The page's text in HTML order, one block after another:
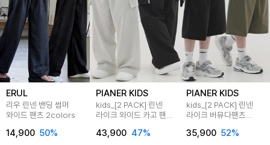
ERUL
리우 린넨 밴딩 썸머
와이드 팬츠 2colors
14,900 50%
PIANER KIDS
kids_[2 PACK] 린넨
라이크 와이드 카고 팬츠
43,900 47%
PIANER KIDS
kids_[2 PACK] 린넨
라이크 버뮤다팬츠
35,900 52%